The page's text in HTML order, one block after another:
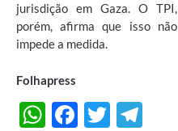
jurisdição em Gaza. O TPI,
porém, afirma que isso não
impede a medida.
Folhapress
W F
T